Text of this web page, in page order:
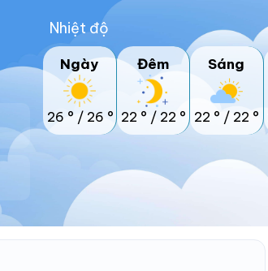
Nhiệt độ
Ngày
26 ° / 26 °
Đêm
22 ° / 22 °
Sáng
22 ° / 22 °